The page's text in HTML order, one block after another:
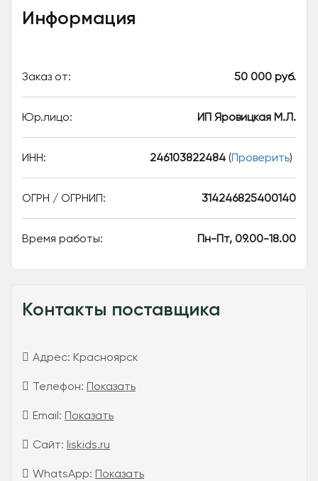
Информация
Заказ от: 50 000 руб.
Юр.лицо: ИП Яровицкая М.Л.
ИНН: 246103822484 (Проверить)
ОГРН / ОГРНИП: 314246825400140
Время работы: Пн-Пт, 09.00-18.00
Контакты поставщика
Адрес: Красноярск
Телефон: Показать
Email: Показать
Сайт: liskids.ru
WhatsApp: Показать